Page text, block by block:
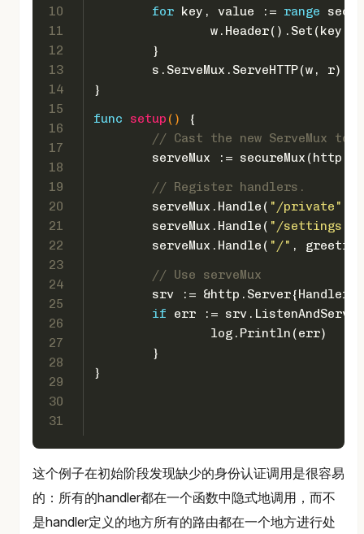
10
11
12
13
14
15
16
17
18
19
20
21
22
23
24
25
26
27
28
29
30
31
for key, value := range
w.Header().Set(key,
	}
	s.ServeMux.ServeHTTP(w, r)
}
func
setup ()
{
// Cast the new ServeMux to
serveMux :=
// Register handlers.
	serveMux.Handle(
"/private"
	serveMux.Handle(
"/settings"
	serveMux.Handle(
"/" ,
// Use serveMux
srv :=
if err :=
		log.Println(err)
	}
}
这个例子在初始阶段发现缺少的身份认证调用是很容易
的：所有的handler都在一个函数中隐式地调用，而不
是handler定义的地方所有的路由都在一个地方进行处